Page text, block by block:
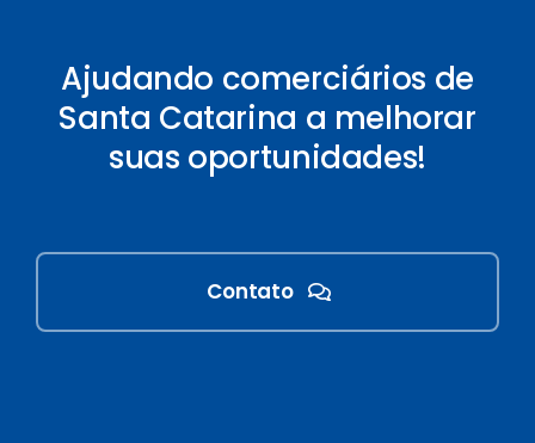
Ajudando comerciários de
Santa Catarina a melhorar
suas oportunidades!
Contato